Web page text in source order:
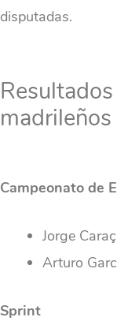
disputadas.
madrileños
Campeonato de
Jorge
Arturo
Sprint